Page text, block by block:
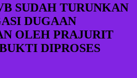
SUDAH TURUNKAN
DUGAAN
OLEH PRAJURIT
DIPROSES